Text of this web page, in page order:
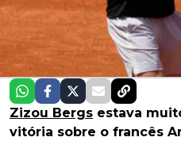
Zizou Bergs estava
vitória sobre o francês